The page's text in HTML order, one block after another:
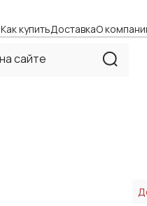
Как купитьДоставкаО